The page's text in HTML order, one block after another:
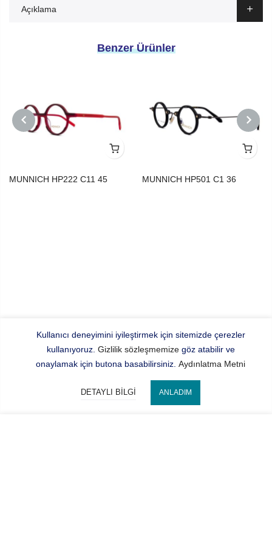
Açıklama
Benzer Ürünler
MUNNICH HP222 C11 45 MUNNICH HP501 C1 36
NEXT
Kullanıcı deneyimini iyileştirmek için sitemizde çerezler
kullanıyoruz. Gizlilik sözleşmemizegöz atabilir ve
onaylamak için butona basabilirsiniz. Aydınlatma Metni
DETAYLI BILGI ANLADIM